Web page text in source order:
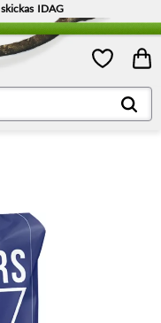
skickas IDAG
Favoriter